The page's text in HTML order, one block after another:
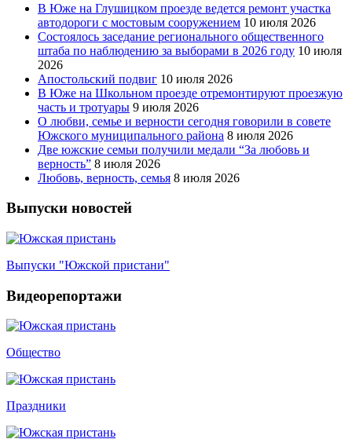
В Юже на Глушицком проезде ведется ремонт участка
автодороги с мостовым сооружением 10 июля 2026
Состоялось заседание регионального общественного
штаба по наблюдению за выборами в 2026 году 10 июля
2026
Апостольский подвиг 10 июля 2026
В Юже на Школьном проезде отремонтируют проезжую
часть и тротуары 9 июля 2026
О любви, семье и верности сегодня говорили в совете
Южского муниципального района 8 июля 2026
Две южские семьи получили медали “За любовь и
верность” 8 июля 2026
Любовь, верность, семья 8 июля 2026
Выпуски новостей
Выпуски "Южской пристани"
Видеорепортажи
Общество
Праздники